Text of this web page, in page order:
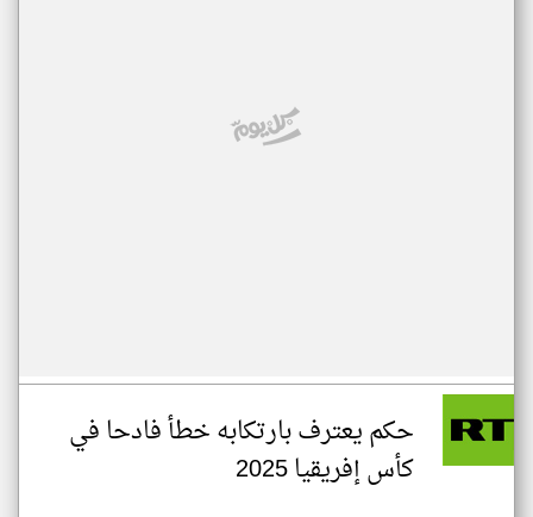
حكم يعترف بارتكابه خطأ فادحا في
كأس إفريقيا 2025